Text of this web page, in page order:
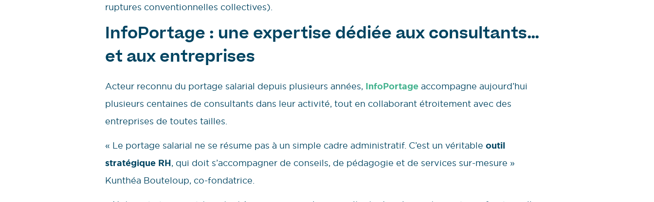
ruptures conventionnelles collectives).
InfoPortage : une expertise dédiée aux consultants…
et aux entreprises
Acteur reconnu du portage salarial depuis plusieurs années, InfoPortage accompagne aujourd’hui
plusieurs centaines de consultants dans leur activité, tout en collaborant étroitement avec des
entreprises de toutes tailles.
« Le portage salarial ne se résume pas à un simple cadre administratif. C’est un véritable outil
stratégique RH, qui doit s’accompagner de conseils, de pédagogie et de services sur-mesure »
Kunthéa Bouteloup, co-fondatrice.